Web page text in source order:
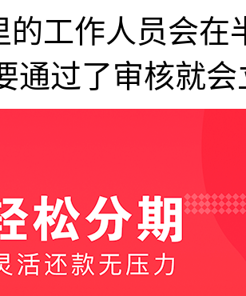
的工作人员会
通过了审核就